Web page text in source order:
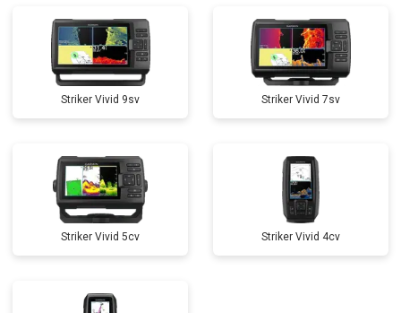
Striker Vivid 9sv Striker Vivid 7sv
Striker Vivid 5cv Striker Vivid 4cv